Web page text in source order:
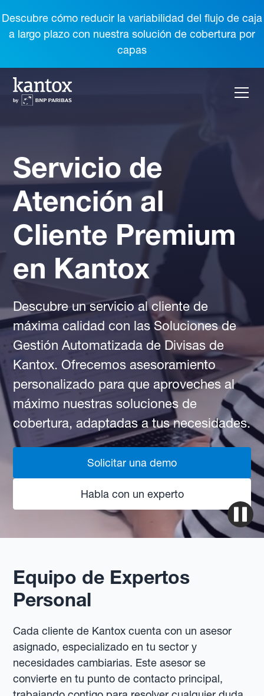
Descubre cómo reducir la variabilidad del flujo de caja
a largo plazo con nuestra solución de cobertura por
capas
Servicio de
Atención al
Cliente Premium
en Kantox
Descubre un servicio al cliente de
máxima calidad con las Soluciones de
Gestión Automatizada de Divisas de
Kantox. Ofrecemos asesoramiento
personalizado para que aproveches al
máximo nuestras soluciones de
cobertura, adaptadas a tus necesidades.
Solicitar una demo
Habla con un experto
Equipo de Expertos
Personal
Cada cliente de Kantox cuenta con un asesor
asignado, especializado en tu sector y
necesidades cambiarias. Este asesor se
convierte en tu punto de contacto principal,